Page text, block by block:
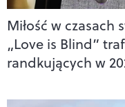
Miłość w czasach
„Love is Blind”
randkujących w